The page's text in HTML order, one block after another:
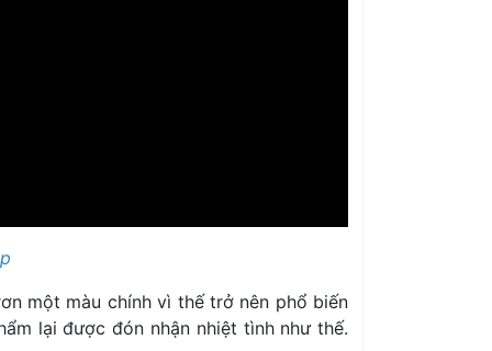
một màu chính vì thế trở nên phổ biến
lại được đón nhận nhiệt tình như thế.